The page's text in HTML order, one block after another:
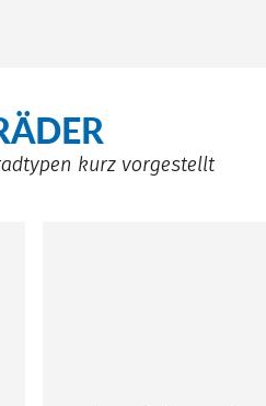
kurz vorgestellt